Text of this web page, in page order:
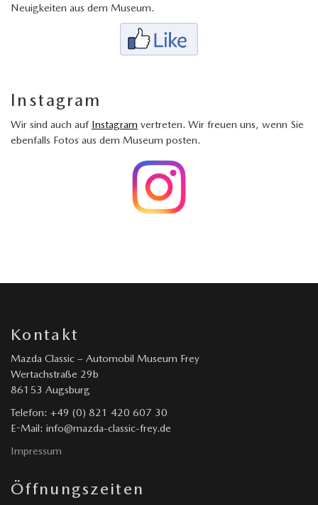
Neuigkeiten aus dem Museum.
Instagram
Wir sind auch auf Instagram vertreten. Wir freuen uns, wenn Sie
ebenfalls Fotos aus dem Museum posten.
Kontakt
Mazda Classic – Automobil Museum Frey
Wertachstraße 29b
86153 Augsburg
Telefon: +49 (0) 821 420 607 30
E-Mail: info@mazda-classic-frey.de
Impressum
Öffnungszeiten